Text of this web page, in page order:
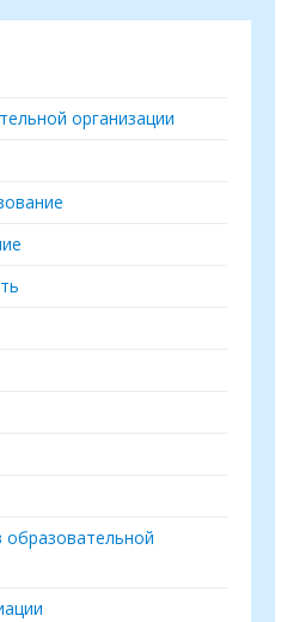
организации
образовательной